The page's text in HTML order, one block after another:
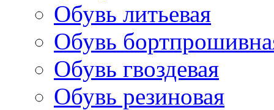
Обувь литьевая
Обувь
Обувь гвоздевая
Обувь резиновая